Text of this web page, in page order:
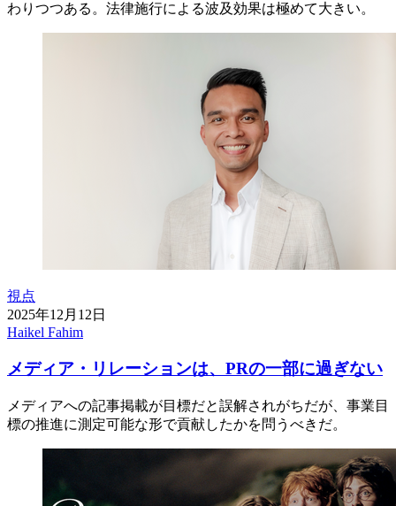
わりつつある。法律施行による波及効果は極めて大きい。
視点
2025年12月12日
Haikel Fahim
メディア・リレーションは、PRの一部に過ぎない
メディアへの記事掲載が目標だと誤解されがちだが、事業目
標の推進に測定可能な形で貢献したかを問うべきだ。